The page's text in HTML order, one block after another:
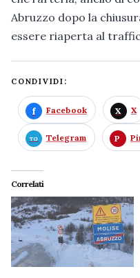
Abruzzo dopo la
essere riaperta al
CONDIVIDI:
Facebook X
Telegram
Correlati